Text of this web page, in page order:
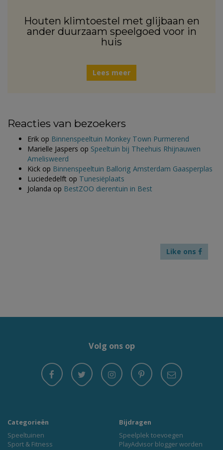
Houten klimtoestel met glijbaan en
ander duurzaam speelgoed voor in
huis
Lees meer
Reacties van bezoekers
Erik op Binnenspeeltuin Monkey Town Purmerend
Marielle Jaspers op Speeltuin bij Theehuis Rhijnauwen
Amelisweerd
Kick op Binnenspeeltuin Ballorig Amsterdam Gaasperplas
Luciededelft op Tunesiëplaats
Jolanda op BestZOO dierentuin in Best
Like ons
Volg ons op
Categorieën
Speeltuinen
Sport & Fitness
Bijdragen
Speelplek toevoegen
PlayAdvisor blogger worden